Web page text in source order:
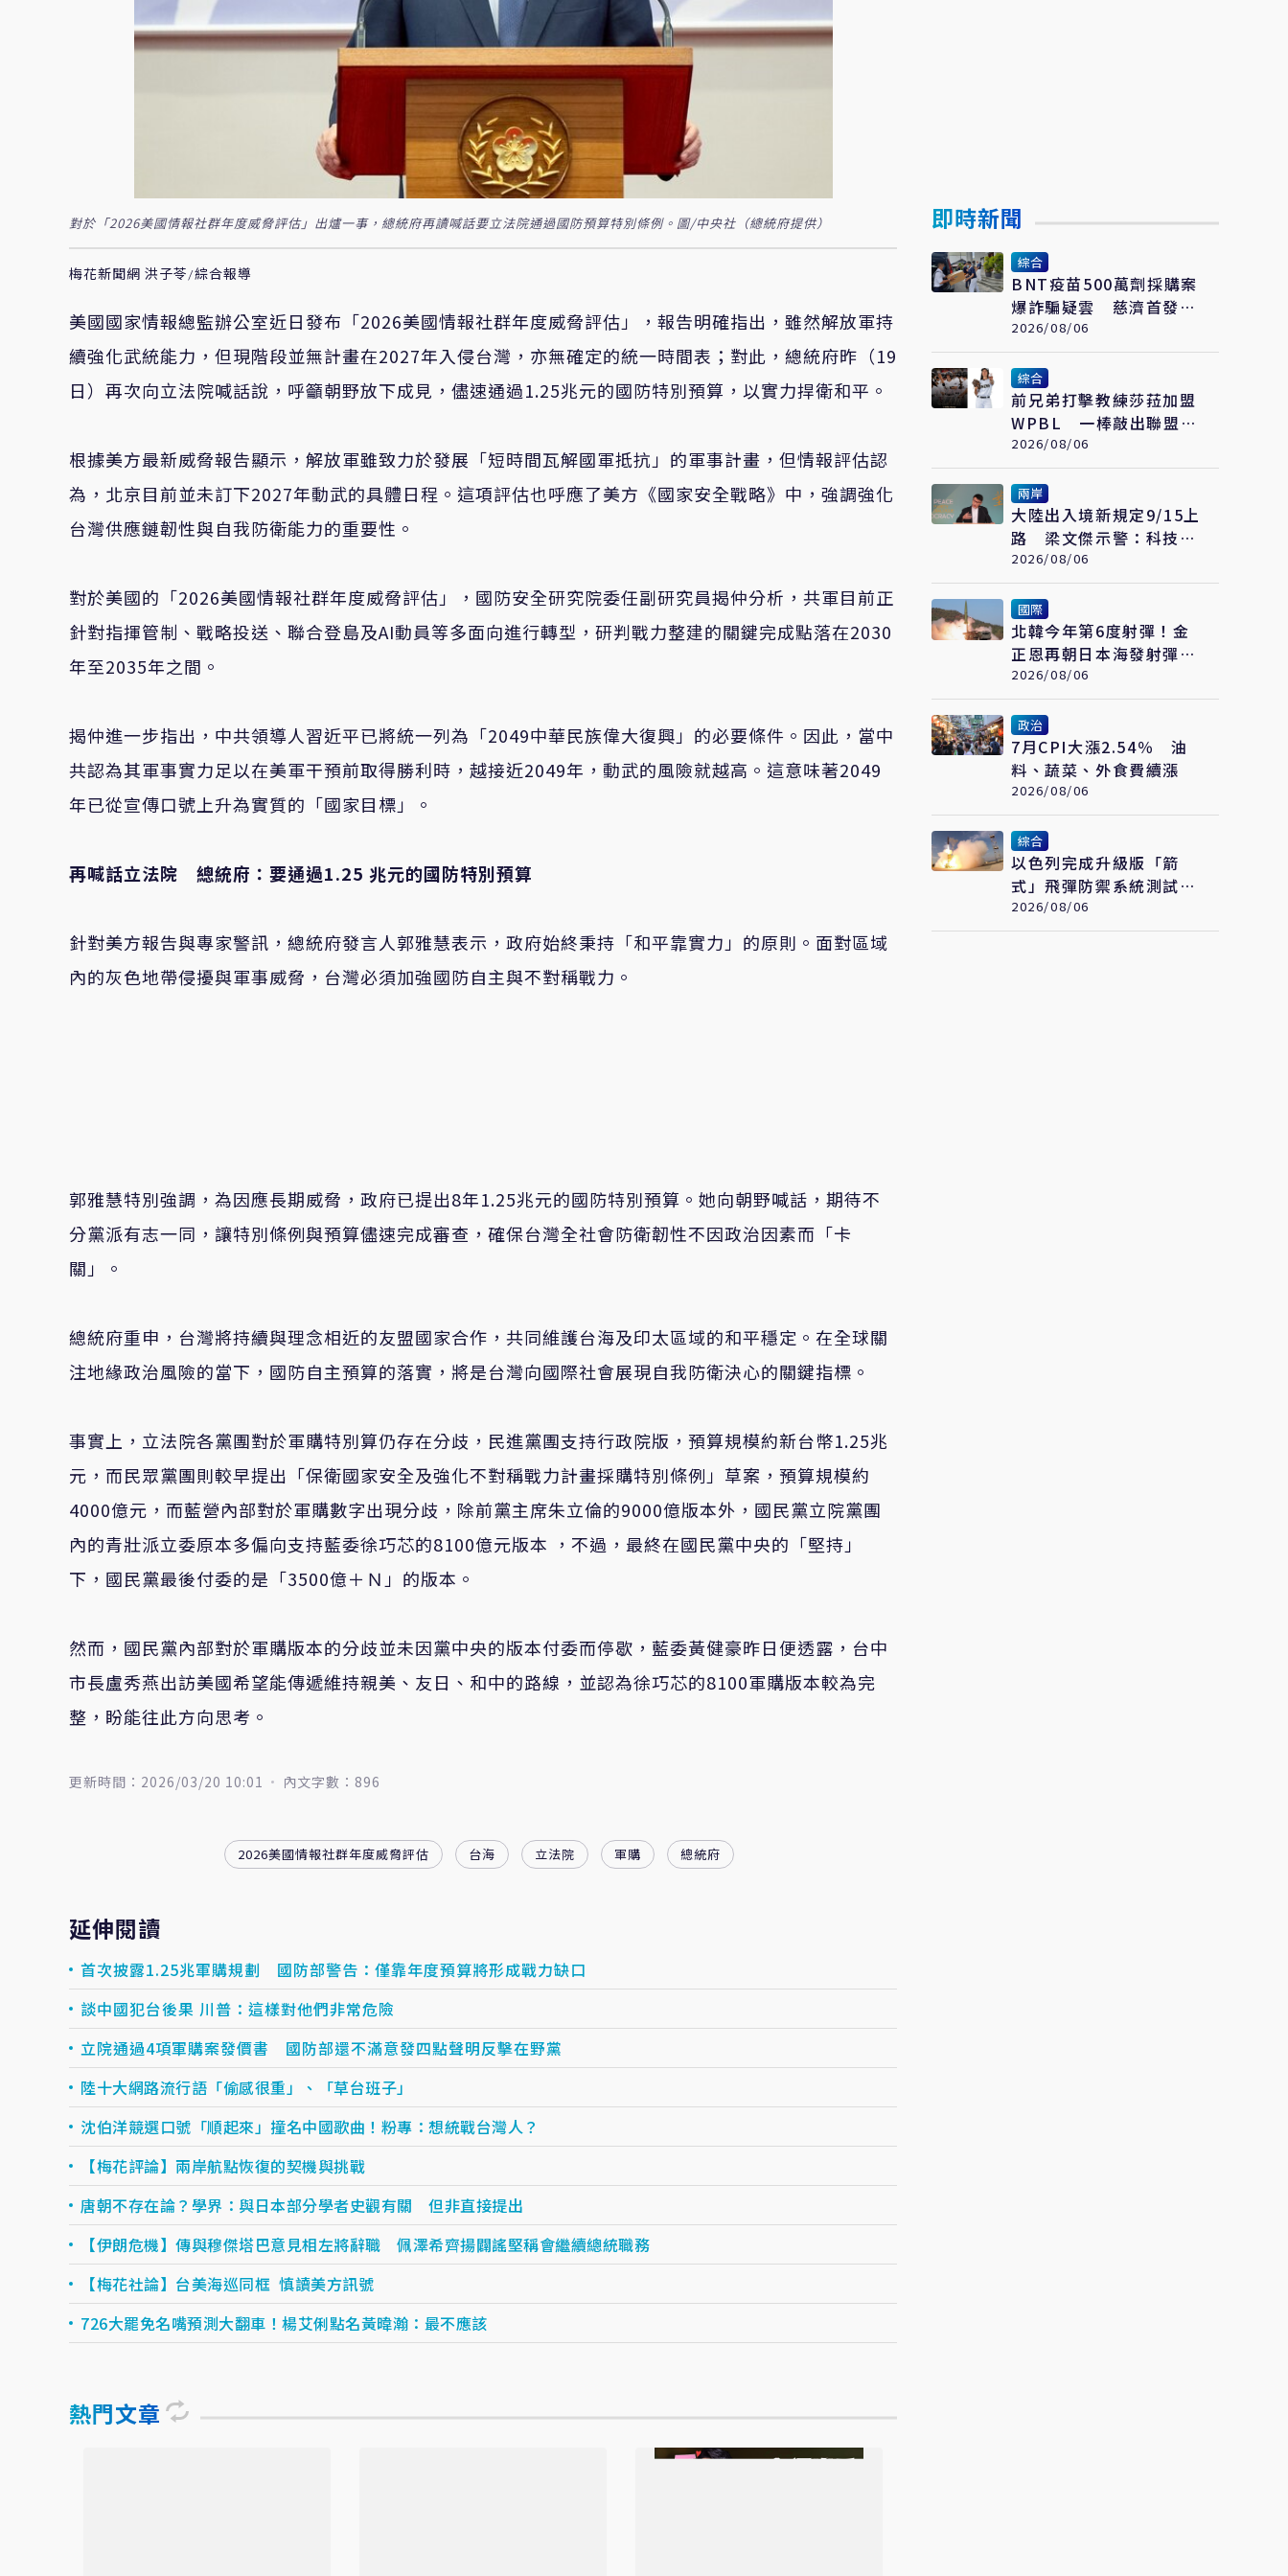
對於「2026美國情報社群年度威脅評估」出爐一事，總統府再讀喊話要立法院通過國防預算特別條例。圖/中央社（總統府提供）
梅花新聞網 洪子苓/綜合報導
美國國家情報總監辦公室近日發布「2026美國情報社群年度威脅評估」，報告明確指出，雖然解放軍持
續強化武統能力，但現階段並無計畫在2027年入侵台灣，亦無確定的統一時間表；對此，總統府昨（19
日）再次向立法院喊話說，呼籲朝野放下成見，儘速通過1.25兆元的國防特別預算，以實力捍衛和平。
根據美方最新威脅報告顯示，解放軍雖致力於發展「短時間瓦解國軍抵抗」的軍事計畫，但情報評估認
為，北京目前並未訂下2027年動武的具體日程。這項評估也呼應了美方《國家安全戰略》中，強調強化
台灣供應鏈韌性與自我防衛能力的重要性。
對於美國的「2026美國情報社群年度威脅評估」，國防安全研究院委任副研究員揭仲分析，共軍目前正
針對指揮管制、戰略投送、聯合登島及AI動員等多面向進行轉型，研判戰力整建的關鍵完成點落在2030
年至2035年之間。
揭仲進一步指出，中共領導人習近平已將統一列為「2049中華民族偉大復興」的必要條件。因此，當中
共認為其軍事實力足以在美軍干預前取得勝利時，越接近2049年，動武的風險就越高。這意味著2049
年已從宣傳口號上升為實質的「國家目標」。
再喊話立法院 總統府：要通過1.25 兆元的國防特別預算
針對美方報告與專家警訊，總統府發言人郭雅慧表示，政府始終秉持「和平靠實力」的原則。面對區域
內的灰色地帶侵擾與軍事威脅，台灣必須加強國防自主與不對稱戰力。
郭雅慧特別強調，為因應長期威脅，政府已提出8年1.25兆元的國防特別預算。她向朝野喊話，期待不
分黨派有志一同，讓特別條例與預算儘速完成審查，確保台灣全社會防衛韌性不因政治因素而「卡
關」。
總統府重申，台灣將持續與理念相近的友盟國家合作，共同維護台海及印太區域的和平穩定。在全球關
注地緣政治風險的當下，國防自主預算的落實，將是台灣向國際社會展現自我防衛決心的關鍵指標。
事實上，立法院各黨團對於軍購特別算仍存在分歧，民進黨團支持行政院版，預算規模約新台幣1.25兆
元，而民眾黨團則較早提出「保衛國家安全及強化不對稱戰力計畫採購特別條例」草案，預算規模約
4000億元，而藍營內部對於軍購數字出現分歧，除前黨主席朱立倫的9000億版本外，國民黨立院黨團
內的青壯派立委原本多偏向支持藍委徐巧芯的8100億元版本 ，不過，最終在國民黨中央的「堅持」
下，國民黨最後付委的是「3500億＋Ｎ」的版本。
然而，國民黨內部對於軍購版本的分歧並未因黨中央的版本付委而停歇，藍委黃健豪昨日便透露，台中
市長盧秀燕出訪美國希望能傳遞維持親美、友日、和中的路線，並認為徐巧芯的8100軍購版本較為完
整，盼能往此方向思考。
更新時間：2026/03/20 10:01 內文字數：896
2026美國情報社群年度威脅評估 台海 立法院 軍購 總統府
延伸閱讀
首次披露1.25兆軍購規劃 國防部警告：僅靠年度預算將形成戰力缺口
談中國犯台後果 川普：這樣對他們非常危險
立院通過4項軍購案發價書 國防部還不滿意發四點聲明反擊在野黨
陸十大網路流行語「偷感很重」、「草台班子」
沈伯洋競選口號「順起來」撞名中國歌曲！粉專：想統戰台灣人？
【梅花評論】兩岸航點恢復的契機與挑戰
唐朝不存在論？學界：與日本部分學者史觀有關 但非直接提出
【伊朗危機】傳與穆傑塔巴意見相左將辭職 佩澤希齊揚闢謠堅稱會繼續總統職務
【梅花社論】台美海巡同框 慎讀美方訊號
726大罷免名嘴預測大翻車！楊艾俐點名黃暐瀚：最不應該
熱門文章
即時新聞
綜合
BNT疫苗500萬劑採購案
爆詐騙疑雲 慈濟首發聲
明：痛心遺憾 配合司法
將追究權益
2026/08/06
綜合
前兄弟打擊教練莎菈加盟
WPBL 一棒敲出聯盟史
上首支滿貫砲
2026/08/06
兩岸
大陸出入境新規定9/15上
路 梁文傑示警：科技業
風險高
2026/08/06
國際
北韓今年第6度射彈！金
正恩再朝日本海發射彈道
飛彈 東北亞局勢再升溫
2026/08/06
政治
7月CPI大漲2.54％ 油
料、蔬菜、外食費續漲
2026/08/06
綜合
以色列完成升級版「箭
式」飛彈防禦系統測試
持續強化反導能力
2026/08/06